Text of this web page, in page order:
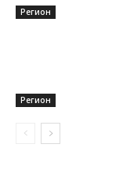
Регион
Регион